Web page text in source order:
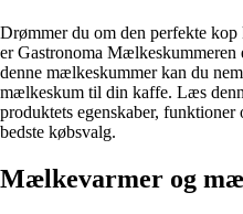
Drømmer du om den perfekte
er Gastronoma
denne mælkeskummer kan du
mælkeskum til din kaffe. Læs
produktets egenskaber,
bedste købsvalg.
Mælkevarmer og